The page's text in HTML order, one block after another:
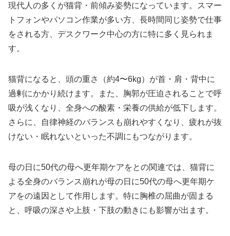
現代人の多くが猫背・前傾み姿勢になっています。スマー
トフォンやパソコン作業が多い方、長時間同じ姿勢で仕事
をされる方、デスクワーク中心の方に特に多く見られま
す。
猫背になると、頭の重さ（約4〜6kg）が首・肩・背中に
過剰にかかり続けます。また、胸郭が圧迫されることで呼
吸が浅くなり、全身への酸素・栄養の供給が低下します。
さらに、自律神経のバランスも崩れやすくなり、疲れが抜
けない・眠れないといった不調にもつながります。
母の日に50代の母へ更年期ケアをとの関連では、猫背に
よる全身のバランス崩れが母の日に50代の母へ更年期ケ
アをの遠因として作用します。特に胸椎の屈曲が固まる
と、呼吸の深さや上肢・下肢の動きにも影響が出ます。